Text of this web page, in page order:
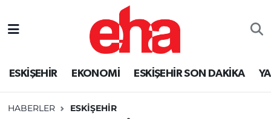
ESKİŞEHİR EKONOMİ ESKİŞEHİR SON DAKİKA
HABERLER ESKİŞEHİR